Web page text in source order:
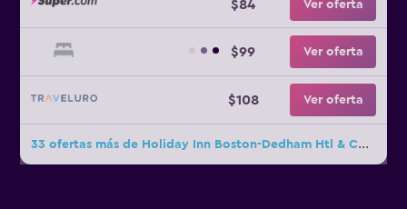
$84 Ver oferta
$99 Ver oferta
$108 Ver oferta
33 ofertas más de Holiday Inn Boston-Dedham Htl & Conf Ctr By IHG